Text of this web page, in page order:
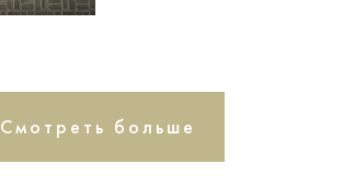
Смотреть больше